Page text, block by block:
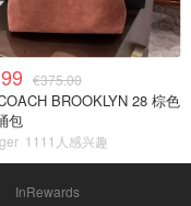
€375.00
BROOKLYN 28 棕色
包
1111人感兴趣
InRewards